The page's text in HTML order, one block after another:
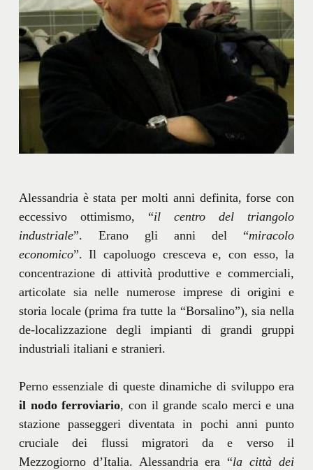
Alessandria è stata per molti anni definita, forse con
eccessivo ottimismo, “il centro del triangolo
industriale”. Erano gli anni del “miracolo
economico”. Il capoluogo cresceva e, con esso, la
concentrazione di attività produttive e commerciali,
articolate sia nelle numerose imprese di origini e
storia locale (prima fra tutte la “Borsalino”), sia nella
de-localizzazione degli impianti di grandi gruppi
industriali italiani e stranieri.
Perno essenziale di queste dinamiche di sviluppo era
il nodo ferroviario, con il grande scalo merci e una
stazione passeggeri diventata in pochi anni punto
cruciale dei flussi migratori da e verso il
Mezzogiorno d’Italia. Alessandria era “la città dei